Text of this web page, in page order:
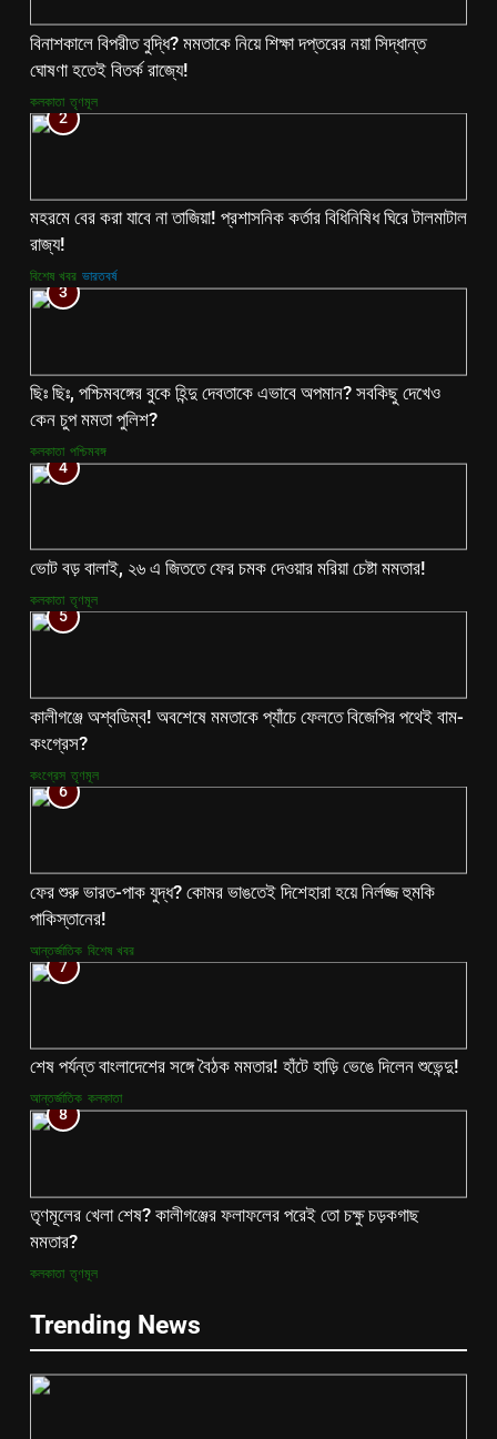
বিনাশকালে বিপরীত বুদ্ধি? মমতাকে নিয়ে শিক্ষা দপ্তরের নয়া সিদ্ধান্ত
ঘোষণা হতেই বিতর্ক রাজ্যে!
কলকাতা তৃণমূল
2
মহরমে বের করা যাবে না তাজিয়া! প্রশাসনিক কর্তার বিধিনিষিধ ঘিরে টালমাটাল
রাজ্য!
বিশেষ খবর ভারতবর্ষ
3
ছিঃ ছিঃ, পশ্চিমবঙ্গের বুকে হিন্দু দেবতাকে এভাবে অপমান? সবকিছু দেখেও
কেন চুপ মমতা পুলিশ?
কলকাতা পশ্চিমবঙ্গ
4
ভোট বড় বালাই, ২৬ এ জিততে ফের চমক দেওয়ার মরিয়া চেষ্টা মমতার!
কলকাতা তৃণমূল
5
কালীগঞ্জে অশ্বডিম্ব! অবশেষে মমতাকে প্যাঁচে ফেলতে বিজেপির পথেই বাম-
কংগ্রেস?
কংগ্রেস তৃণমূল
6
ফের শুরু ভারত-পাক যুদ্ধ? কোমর ভাঙতেই দিশেহারা হয়ে নির্লজ্জ হুমকি
পাকিস্তানের!
আন্তর্জাতিক বিশেষ খবর
7
শেষ পর্যন্ত বাংলাদেশের সঙ্গে বৈঠক মমতার! হাঁটে হাড়ি ভেঙে দিলেন শুভেন্দু!
আন্তর্জাতিক কলকাতা
8
তৃণমূলের খেলা শেষ? কালীগঞ্জের ফলাফলের পরেই তো চক্ষু চড়কগাছ
মমতার?
কলকাতা তৃণমূল
Trending News